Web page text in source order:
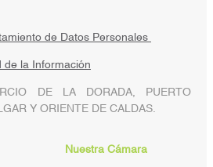
de Datos Personales
de la Información
DE LA DORADA, PUERTO
Y ORIENTE DE CALDAS.
Nuestra Cámara